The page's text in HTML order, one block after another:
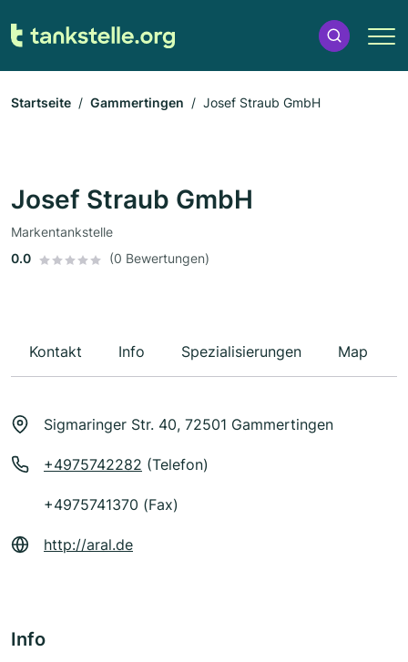
Startseite Gammertingen Josef Straub GmbH
Josef Straub GmbH
Markentankstelle
0.0
(0 Bewertungen)
Kontakt Info Spezialisierungen Map
Sigmaringer Str. 40, 72501 Gammertingen
+4975742282 (Telefon)
+4975741370 (Fax)
http://aral.de
Info